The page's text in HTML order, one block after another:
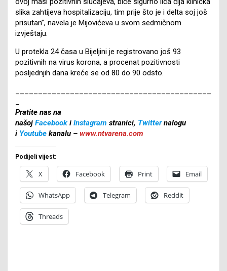
slika zahtijeva hospitalizaciju, tim prije što je i delta soj još
prisutan”, navela je Mijovićeva u svom sedmičnom
izvještaju.
U protekla 24 časa u Bijeljini je registrovano još 93
pozitivnih na virus korona, a procenat pozitivnosti
posljednjih dana kreće se od 80 do 90 odsto.
Pratite nas na
našoj Facebook i Instagram stranici, Twitternalogu
i Youtube kanalu – www.ntvarena.com
Podijeli vijest:
X Facebook Print Email
WhatsApp Telegram Reddit
Threads